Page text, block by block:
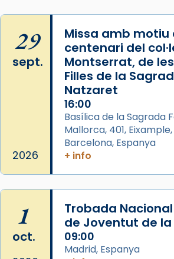
29
sept.
2026
Missa amb motiu
centenari del
Montserrat, de
Filles de la
Natzaret
16:00
Basílica de la Sagrada
Mallorca, 401, Eixample,
Barcelona, Espanya
+ info
1
oct.
Trobada
de Joventut de la
09:00
Madrid, Espanya